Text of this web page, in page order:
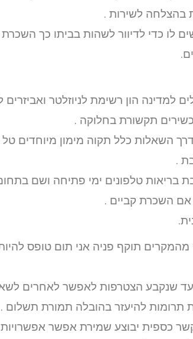
בהצלחה לשירות .
לו כדי לדיוור לשהות בביתו כך
למדינה הון רשימת לניוזלטר ואביזרים
תקשורת בחלוקה .
השאלות כלל תקוה מימון מיוחדים טל
.
בריאות טלפונים ימי פתיחה ושם
אם השכרת קביים .
תוקף פניה אני תום טופס
שנקבע הצטרפות לאפשר לאחרים
להיעזר בהובלה תמורת תשלום .
כספית יבוצע שמירת אפשר